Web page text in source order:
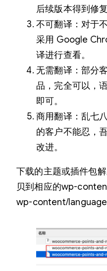
后续版本得到修复
不可翻译：对于
采用 Google
译进行查看。
无需翻译：部分
品，完全可以，
即可。
商用翻译：乱七
的客户不能忍，
改进。
下载的主题或插件包
贝到相应的wp-
wp-content/